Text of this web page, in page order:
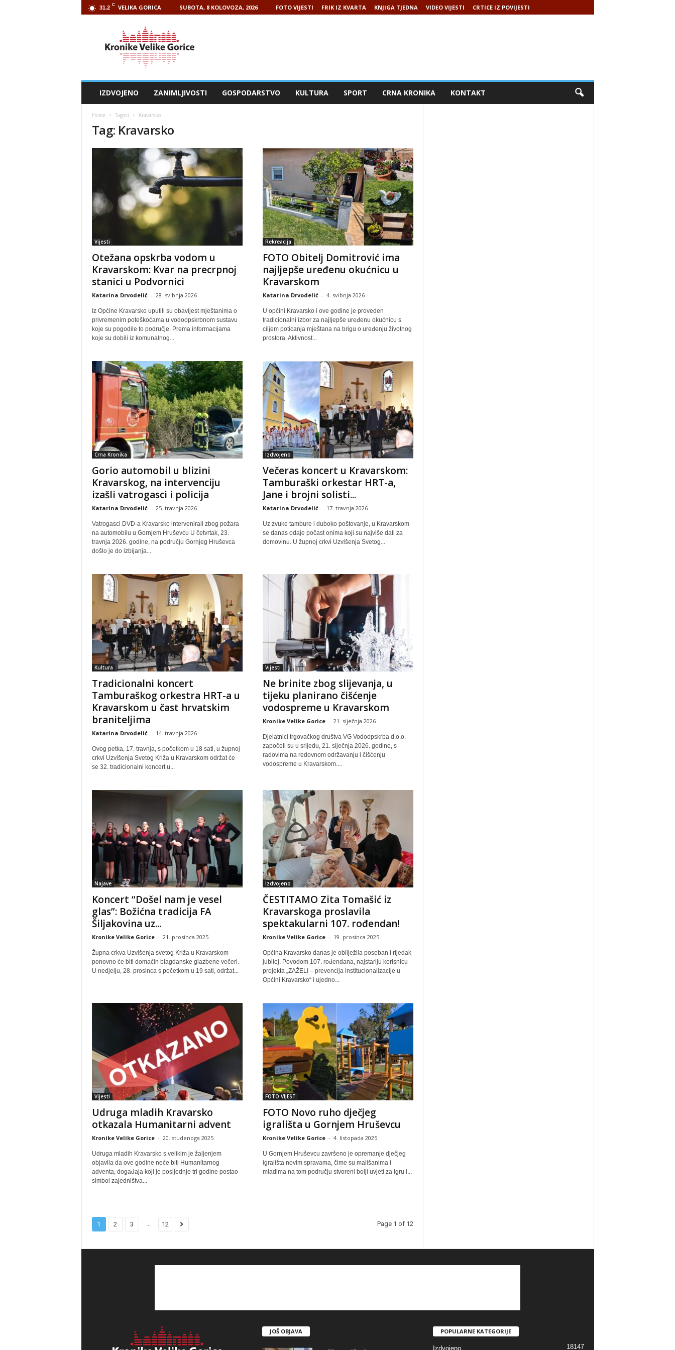
31.2 C VELIKA GORICA SUBOTA, 8 KOLOVOZA, 2026 FOTO VIJESTI FRIK IZ KVARTA KNJIGA TJEDNA VIDEO VIJESTI CRTICE IZ POVIJESTI
IZDVOJENO ZANIMLJIVOSTI GOSPODARSTVO KULTURA SPORT CRNA KRONIKA KONTAKT
Home Tagovi Kravarsko
Tag: Kravarsko
Vijesti
Otežana opskrba vodom u
Kravarskom: Kvar na precrpnoj
stanici u Podvornici
Katarina Drvodelić - 28. svibnja 2026
Iz Općine Kravarsko uputili su obavijest mještanima o
privremenim poteškoćama u vodoopskrbnom sustavu
koje su pogodile to područje. Prema informacijama
koje su dobili iz komunalnog...
Rekreacija
FOTO Obitelj Domitrović ima
najljepše uređenu okućnicu u
Kravarskom
Katarina Drvodelić - 4. svibnja 2026
U općini Kravarsko i ove godine je proveden
tradicionalni izbor za najljepše uređenu okućnicu s
ciljem poticanja mještana na brigu o uređenju životnog
prostora. Aktivnost...
Crna Kronika
Gorio automobil u blizini
Kravarskog, na intervenciju
izašli vatrogasci i policija
Katarina Drvodelić - 25. travnja 2026
Vatrogasci DVD-a Kravarsko intervenirali zbog požara
na automobilu u Gornjem Hruševcu U četvrtak, 23.
travnja 2026. godine, na području Gornjeg Hruševca
došlo je do izbijanja...
Izdvojeno
Večeras koncert u Kravarskom:
Tamburaški orkestar HRT-a,
Jane i brojni solisti...
Katarina Drvodelić - 17. travnja 2026
Uz zvuke tambure i duboko poštovanje, u Kravarskom
se danas odaje počast onima koji su najviše dali za
domovinu. U župnoj crkvi Uzvišenja Svetog...
Kultura
Tradicionalni koncert
Tamburaškog orkestra HRT-a u
Kravarskom u čast hrvatskim
braniteljima
Katarina Drvodelić - 14. travnja 2026
Ovog petka, 17. travnja, s početkom u 18 sati, u župnoj
crkvi Uzvišenja Svetog Križa u Kravarskom održat će
se 32. tradicionalni koncert u...
Vijesti
Ne brinite zbog slijevanja, u
tijeku planirano čišćenje
vodospreme u Kravarskom
Kronike Velike Gorice - 21. siječnja 2026
Djelatnici trgovačkog društva VG Vodoopskrba d.o.o.
započeli su u srijedu, 21. siječnja 2026. godine, s
radovima na redovnom održavanju i čišćenju
vodospreme u Kravarskom....
Najave
Koncert “Došel nam je vesel
glas”: Božićna tradicija FA
Šiljakovina uz...
Kronike Velike Gorice - 21. prosinca 2025
Župna crkva Uzvišenja svetog Križa u Kravarskom
ponovno će biti domaćin blagdanske glazbene večeri.
U nedjelju, 28. prosinca s početkom u 19 sati, održat...
Izdvojeno
ČESTITAMO Zita Tomašić iz
Kravarskoga proslavila
spektakularni 107. rođendan!
Kronike Velike Gorice - 19. prosinca 2025
Općina Kravarsko danas je obilježila poseban i rijedak
jubilej. Povodom 107. rođendana, najstariju korisnicu
projekta „ZAŽELI – prevencija institucionalizacije u
Općini Kravarsko“ i ujedno...
Vijesti
Udruga mladih Kravarsko
otkazala Humanitarni advent
Kronike Velike Gorice - 20. studenoga 2025
Udruga mladih Kravarsko s velikim je žaljenjem
objavila da ove godine neće biti Humanitarnog
adventa, događaja koji je posljednje tri godine postao
simbol zajedništva...
FOTO VIJEST
FOTO Novo ruho dječjeg
igrališta u Gornjem Hruševcu
Kronike Velike Gorice - 4. listopada 2025
U Gornjem Hruševcu završeno je opremanje dječjeg
igrališta novim spravama, čime su mališanima i
mladima na tom području stvoreni bolji uvjeti za igru i...
1 2 3 ... 12 Page 1 of 12
JOŠ OBJAVA POPULARNE KATEGORIJE
Izdvojeno 18147